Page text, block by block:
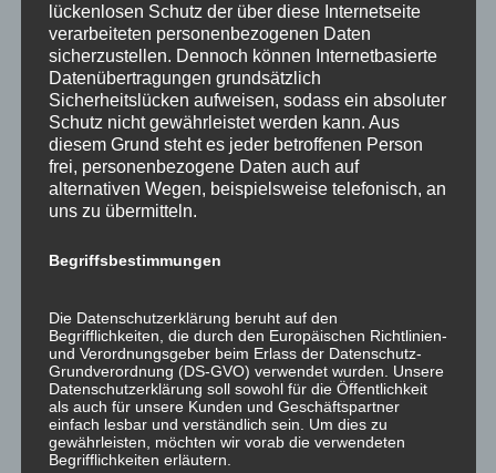
sogenannte „außergewöhnliche Umstände“
vorliegen, die außerhalb des
Verantwortungsbereichs der Airline gelegen sind.
Unter außergewöhnliche Umstände fallen etwa die
Sperre eines Flughafens, schlechtes Wetter,
Blitzschläge oder Streiks. Zu beachten ist, dass die
Fluggesellschaft nachweisen muss, dass die
Verspätung nicht durch zumutbare Maßnahmen
vermeidbar gewesen wäre, sodass unter Umständen
auf eine Ausgleichszahlung bestehen kann.
Im Jahr 2009 sowie bei nachfolgenden
Entscheidungen hat der Europäische Gerichtshof
entschieden, dass bei einer Flugverspätung vonüber
drei Stundeneine Entschädigung gemäß Artikel 7
der bereits mehrfach genannten Verordnung
zusteht. Wesentlich ist, dass der Passagier sein
Endzielnicht früher alsdrei
lückenlosen Schutz der über diese Internetseite
verarbeiteten personenbezogenen Daten
sicherzustellen. Dennoch können Internetbasierte
Datenübertragungen grundsätzlich
Sicherheitslücken aufweisen, sodass ein absoluter
Schutz nicht gewährleistet werden kann. Aus
diesem Grund steht es jeder betroffenen Person
frei, personenbezogene Daten auch auf
alternativen Wegen, beispielsweise telefonisch, an
uns zu übermitteln.
Begriffsbestimmungen
Die Datenschutzerklärung beruht auf den
Begrifflichkeiten, die durch den Europäischen Richtlinien-
und Verordnungsgeber beim Erlass der Datenschutz-
Grundverordnung (DS-GVO) verwendet wurden. Unsere
Datenschutzerklärung soll sowohl für die Öffentlichkeit
als auch für unsere Kunden und Geschäftspartner
einfach lesbar und verständlich sein. Um dies zu
gewährleisten, möchten wir vorab die verwendeten
Begrifflichkeiten erläutern.